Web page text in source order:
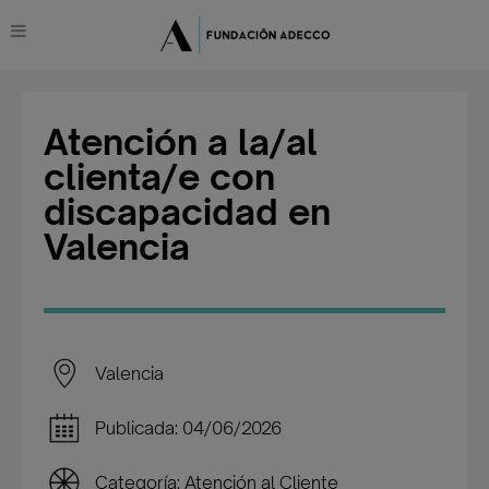
Atención a la/al
clienta/e con
discapacidad en
Valencia
Valencia
Publicada: 04/06/2026
Categoría: Atención al Cliente